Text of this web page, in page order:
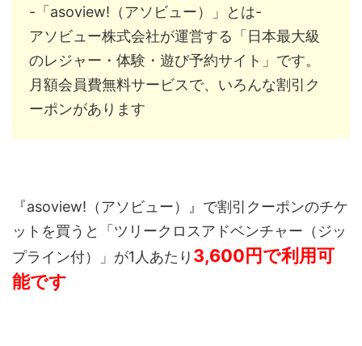
-「asoview!（アソビュー）」とは-
アソビュー株式会社が運営する「日本最大級
のレジャー・体験・遊び予約サイト」です。
月額会員費無料サービスで、いろんな割引ク
ーポンがあります
『asoview!（アソビュー）』で割引クーポンのチケ
ットを買うと「ツリークロスアドベンチャー（ジッ
プライン付）」が1人あたり 3,600円で利用可
能です